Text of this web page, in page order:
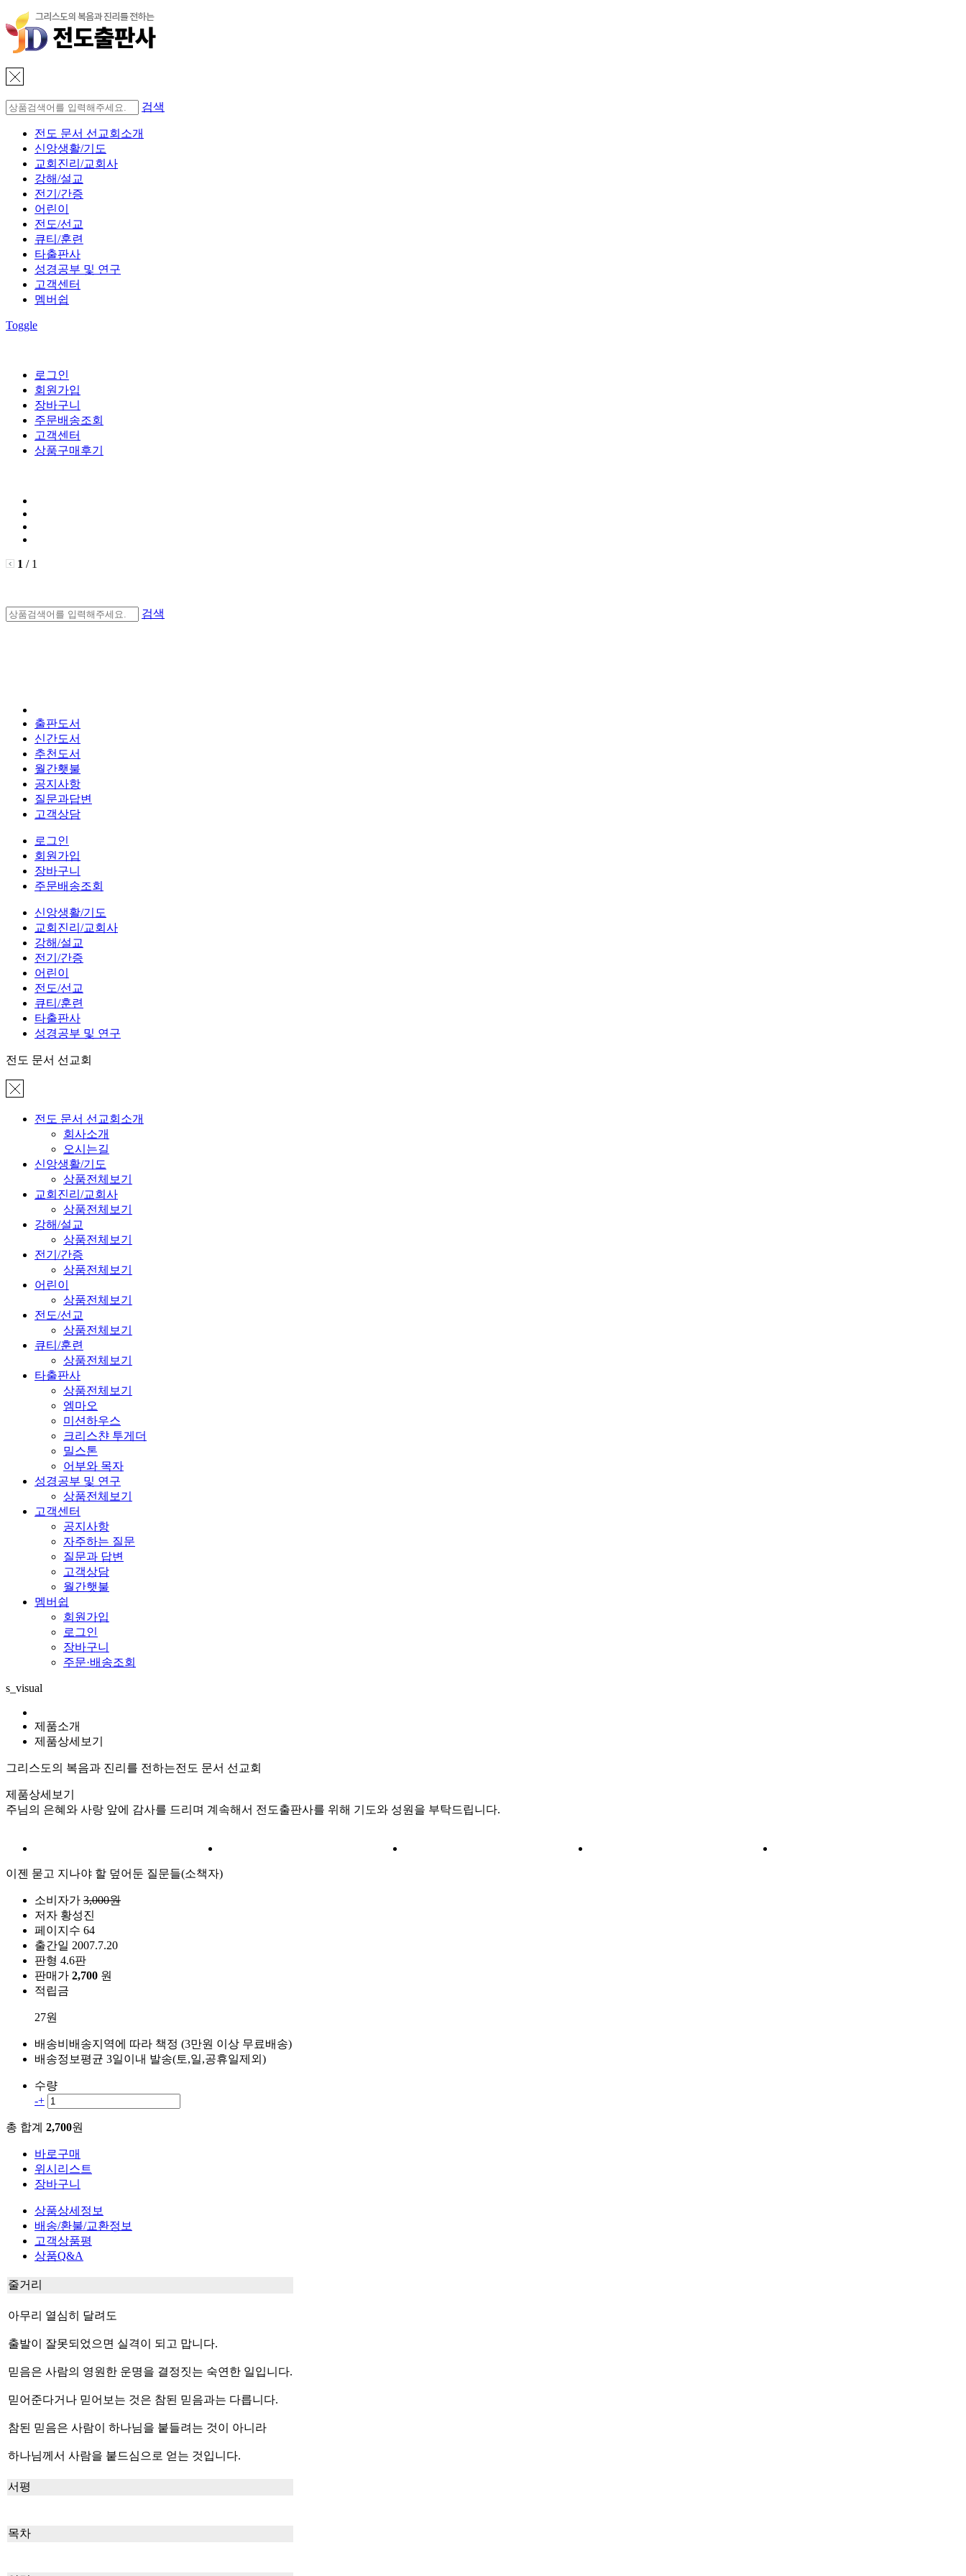
검색
전도 문서 선교회소개
신앙생활/기도
교회진리/교회사
강해/설교
전기/간증
어린이
전도/선교
큐티/훈련
타출판사
성경공부 및 연구
고객센터
멤버쉽
Toggle
로그인
회원가입
장바구니
주문배송조회
고객센터
상품구매후기
1 / 1
검색
출판도서
신간도서
추천도서
월간횃불
공지사항
질문과답변
고객상담
로그인
회원가입
장바구니
주문배송조회
신앙생활/기도
교회진리/교회사
강해/설교
전기/간증
어린이
전도/선교
큐티/훈련
타출판사
성경공부 및 연구
전도 문서 선교회
전도 문서 선교회소개
회사소개
오시는길
신앙생활/기도
상품전체보기
교회진리/교회사
상품전체보기
강해/설교
상품전체보기
전기/간증
상품전체보기
어린이
상품전체보기
전도/선교
상품전체보기
큐티/훈련
상품전체보기
타출판사
상품전체보기
엠마오
미션하우스
크리스챤 투게더
밀스톤
어부와 목자
성경공부 및 연구
상품전체보기
고객센터
공지사항
자주하는 질문
질문과 답변
고객상담
월간햇불
멤버쉽
회원가입
로그인
장바구니
주문·배송조회
s_visual
제품소개
제품상세보기
그리스도의 복음과 진리를 전하는전도 문서 선교회
제품상세보기
주님의 은혜와 사랑 앞에 감사를 드리며 계속해서 전도출판사를 위해 기도와 성원을 부탁드립니다.
이젠 묻고 지나야 할 덮어둔 질문들(소책자)
소비자가 3,000원
저자 황성진
페이지수 64
출간일 2007.7.20
판형 4.6판
판매가 2,700 원
적립금
27원
배송비 배송지역에 따라 책정 (3만원 이상 무료배송)
배송정보평균 3일이내 발송(토,일,공휴일제외)
수량
-+
총 합계 2,700원
바로구매
위시리스트
장바구니
상품상세정보
배송/환불/교환정보
고객상품평
상품Q&A
줄거리
아무리 열심히 달려도
출발이 잘못되었으면 실격이 되고 맙니다.
믿음은 사람의 영원한 운명을 결정짓는 숙연한 일입니다.
믿어준다거나 믿어보는 것은 참된 믿음과는 다릅니다.
참된 믿음은 사람이 하나님을 붙들려는 것이 아니라
하나님께서 사람을 붙드심으로 얻는 것입니다.
서평
목차